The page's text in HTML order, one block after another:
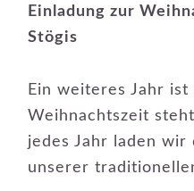
Einladung zur
Stögis
Ein weiteres Jahr
Weihnachtszeit
jedes Jahr laden wir
unserer